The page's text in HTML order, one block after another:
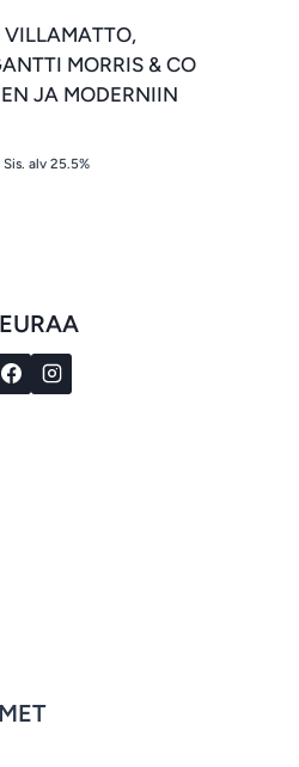
VILLAMATTO,
MORRIS & CO
JA MODERNIIN
Sis. alv 25.5%